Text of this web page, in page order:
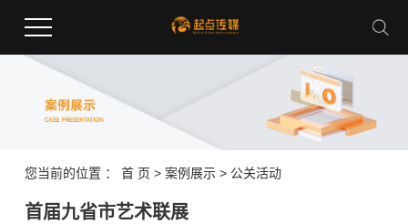
您当前的位置 ： 首 页 > 案例展示> 公关活动
首届九省市艺术联展